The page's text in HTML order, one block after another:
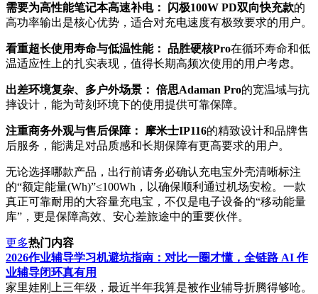
需要为高性能笔记本高速补电： 闪极100W PD双向快充款的
高功率输出是核心优势，适合对充电速度有极致要求的用户。
看重超长使用寿命与低温性能： 品胜硬核Pro在循环寿命和低
温适应性上的扎实表现，值得长期高频次使用的用户考虑。
出差环境复杂、多户外场景： 倍思Adaman Pro的宽温域与抗
摔设计，能为苛刻环境下的使用提供可靠保障。
注重商务外观与售后保障： 摩米士IP116的精致设计和品牌售
后服务，能满足对品质感和长期保障有更高要求的用户。
无论选择哪款产品，出行前请务必确认充电宝外壳清晰标注
的“额定能量(Wh)”≤100Wh，以确保顺利通过机场安检。一款
真正可靠耐用的大容量充电宝，不仅是电子设备的“移动能量
库”，更是保障高效、安心差旅途中的重要伙伴。
更多热门内容
2026作业辅导学习机避坑指南：对比一圈才懂，全链路 AI 作
业辅导闭环真有用
家里娃刚上三年级，最近半年我算是被作业辅导折腾得够呛。